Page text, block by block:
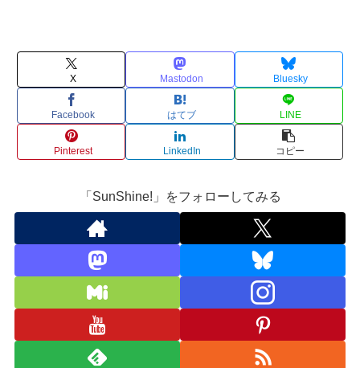
X Mastodon Bluesky
Facebook はてブ LINE
Pinterest LinkedIn コピー
「SunShine!」をフォローしてみる